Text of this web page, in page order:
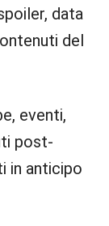
data
del
eventi,
post-
in anticipo